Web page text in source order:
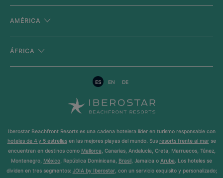
AMÉRICA
ÁFRICA
ES EN DE
Iberostar Beachfront Resorts es una cadena hotelera líder en turismo responsable con
hoteles de 4 y 5 estrellasen las mejores playas del mundo. Sus resorts frente al marse
encuentran en destinos como Mallorca, Canarias, Andalucía, Creta, Marruecos, Túnez,
Montenegro, México, República Dominicana, Brasil, Jamaica o Aruba. Los hoteles se
dividen en tres segmentos: JOIA by Iberostar, con un servicio exquisito y personalizado;